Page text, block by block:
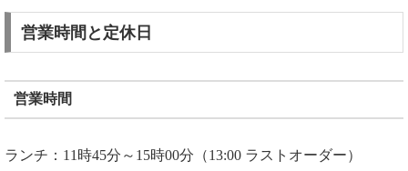
営業時間と定休日
営業時間
ランチ：11時45分～15時00分（13:00 ラストオーダー）